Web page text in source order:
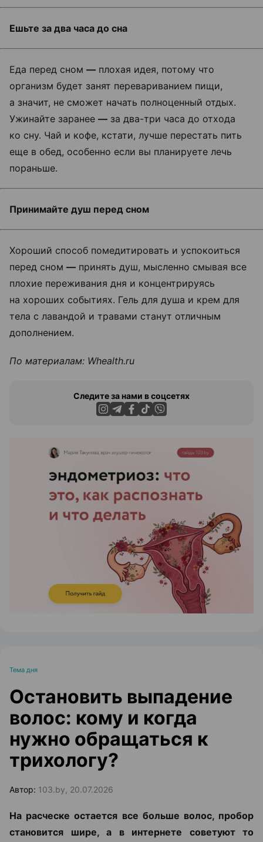
Ешьте за два часа до сна
Еда перед сном — плохая идея, потому что
организм будет занят перевариванием пищи,
а значит, не сможет начать полноценный отдых.
Ужинайте заранее — за два-три часа до отхода
ко сну. Чай и кофе, кстати, лучше перестать пить
еще в обед, особенно если вы планируете лечь
пораньше.
Принимайте душ перед сном
Хороший способ помедитировать и успокоиться
перед сном — принять душ, мысленно смывая все
плохие переживания дня и концентрируясь
на хороших событиях. Гель для душа и крем для
тела с лавандой и травами станут отличным
дополнением.
По материалам: Whealth.ru
Следите за нами в соцсетях
ЭФФЕКТИВНАЯ РЕКЛАМА НА САЙТЕ
Тема дня
Остановить выпадение
волос: кому и когда
нужно обращаться к
трихологу?
Автор: 103.by, 20.07.2026
На расческе остается все больше волос, пробор
становится шире, а в интернете советуют то